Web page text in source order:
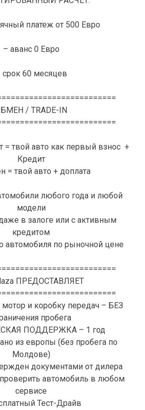
платеж от 500 Евро
– аванс 0 Евро
срок 60 месяцев
/ TRADE-IN
= твой авто как первый взнос +
Кредит
= твой авто + доплата
любого года и любой
модели
в залоге или с активным
кредитом
автомобиля по рыночной цене
ПРЕДОСТАВЛЯЕТ
и коробку передач – БЕЗ
пробега
ПОДДЕРЖКА – 1 год
из европы (без пробега по
Молдове)
документами от дилера
автомобиль в любом
сервисе
Тест-Драйв